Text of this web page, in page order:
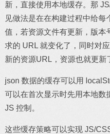
新，直接使用本地缓存。那
见做法是在在构建过程中给
值，若资源文件有更新，版本
求的 URL 就变化了，同时对
新的资源URL，资源也就更新
json 数据的缓存可以用
可以在首次显示时先用本地数
JS 控制。
这些缓存策略可以实现 JS/